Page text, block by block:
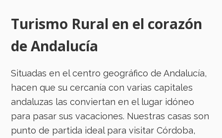
Turismo Rural en el corazón
de Andalucía
Situadas en el centro geográfico de Andalucía,
hacen que su cercanía con varias capitales
andaluzas las conviertan en el lugar idóneo
para pasar sus vacaciones. Nuestras casas son
punto de partida ideal para visitar Córdoba,